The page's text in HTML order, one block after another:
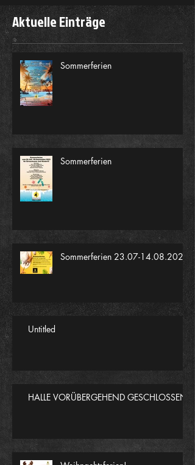
Aktuelle Einträge
Sommerferien
Sommerferien
Sommerferien 23.07-14.08.2022
Untitled
HALLE VORÜBERGEHEND GESCHLOSSEN